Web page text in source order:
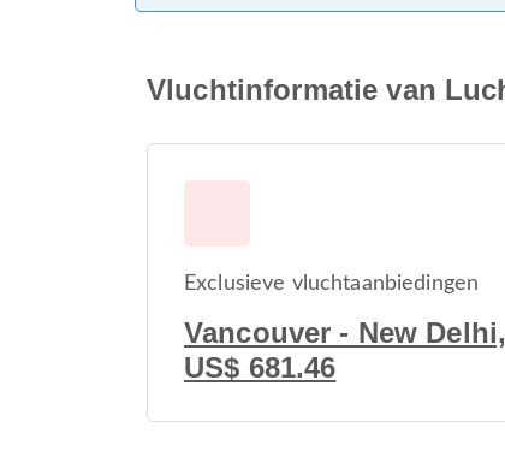
Vluchtinformatie van
Exclusieve vluchtaanbiedingen
Vancouver - New Delhi,
US$ 681.46